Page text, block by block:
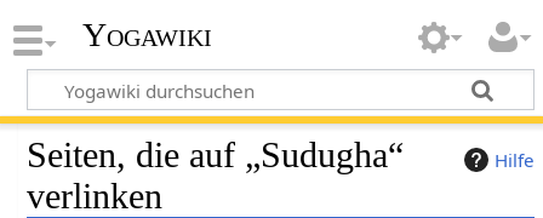
Yogawiki
Hilfe
Seiten, die auf „Sudugha“
verlinken